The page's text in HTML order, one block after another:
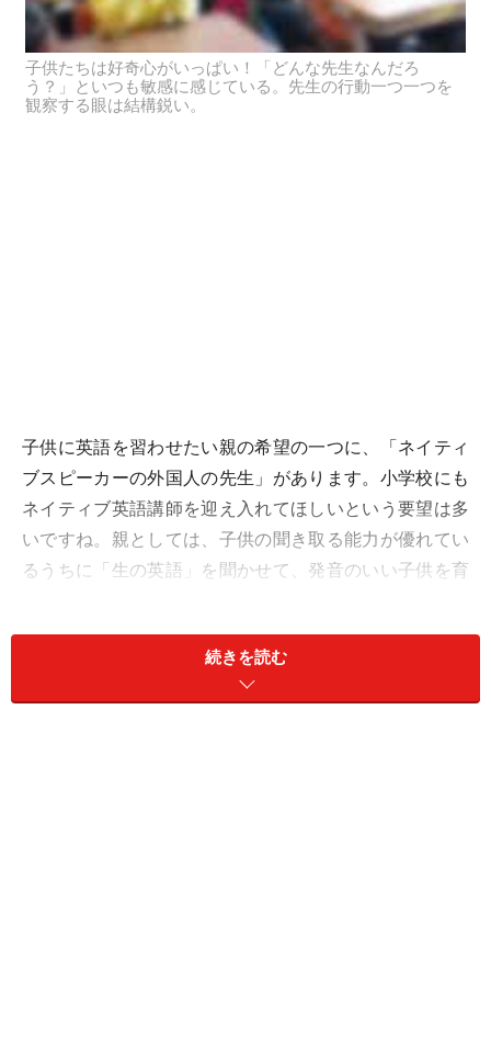
子供たちは好奇心がいっぱい！「どんな先生なんだろ
う？」といつも敏感に感じている。先生の行動一つ一つを
観察する眼は結構鋭い。
子供に英語を習わせたい親の希望の一つに、「ネイティ
ブスピーカーの外国人の先生」があります。小学校にも
ネイティブ英語講師を迎え入れてほしいという要望は多
いですね。親としては、子供の聞き取る能力が優れてい
るうちに「生の英語」を聞かせて、発音のいい子供を育
＊ネイティブスピーカーとは・・ここでは「英語」を母
しかし、結論から先に言えば、週１回の英語レッスンを
続きを読む